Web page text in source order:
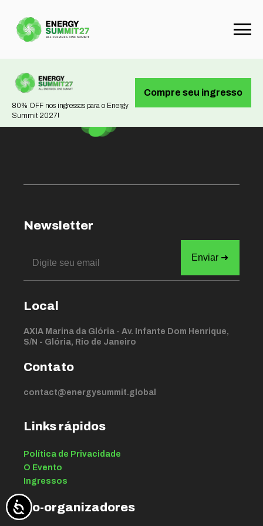
80% OFF nos ingressos para o Energy
Summit 2027!
Compre seu ingresso
Not found
Newsletter
Local
AXIA Marina da Glória - Av. Infante Dom Henrique,
S/N - Glória, Rio de Janeiro
Contato
contact@energysummit.global
Links rápidos
Política de Privacidade
O Evento
Ingressos
Co-organizadores